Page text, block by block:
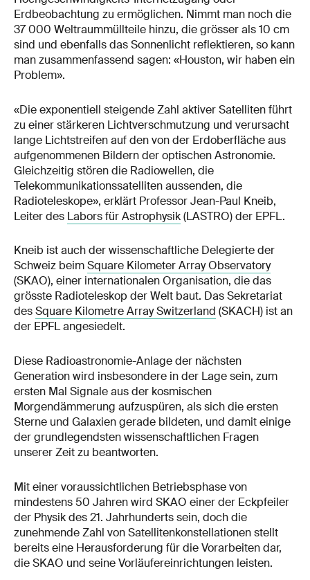
Erdbeobachtung zu ermöglichen. Nimmt man noch die
37 000 Weltraummüllteile hinzu, die grösser als 10 cm
sind und ebenfalls das Sonnenlicht reflektieren, so kann
man zusammenfassend sagen: «Houston, wir haben ein
Problem».
«Die exponentiell steigende Zahl aktiver Satelliten führt
zu einer stärkeren Lichtverschmutzung und verursacht
lange Lichtstreifen auf den von der Erdoberfläche aus
aufgenommenen Bildern der optischen Astronomie.
Gleichzeitig stören die Radiowellen, die
Telekommunikationssatelliten aussenden, die
Radioteleskope», erklärt Professor Jean-Paul Kneib,
Leiter des Labors für Astrophysik(LASTRO) der EPFL.
Kneib ist auch der wissenschaftliche Delegierte der
Schweiz beimSquare Kilometer Array Observatory
(SKAO), einer internationalen Organisation, die das
grösste Radioteleskop der Welt baut. Das Sekretariat
desSquare Kilometre Array Switzerland (SKACH) ist an
der EPFL angesiedelt.
Diese Radioastronomie-Anlage der nächsten
Generation wird insbesondere in der Lage sein, zum
ersten Mal Signale aus der kosmischen
Morgendämmerung aufzuspüren, als sich die ersten
Sterne und Galaxien gerade bildeten, und damit einige
der grundlegendsten wissenschaftlichen Fragen
unserer Zeit zu beantworten.
Mit einer voraussichtlichen Betriebsphase von
mindestens 50 Jahren wird SKAO einer der Eckpfeiler
der Physik des 21. Jahrhunderts sein, doch die
zunehmende Zahl von Satellitenkonstellationen stellt
bereits eine Herausforderung für die Vorarbeiten dar,
die SKAO und seine Vorläufereinrichtungen leisten.